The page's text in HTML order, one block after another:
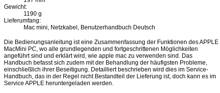
Gewicht:
1190 g
Lieferumfang:
Mac mini, Netzkabel, Benutzerhandbuch Deutsch
Die Bedienungsanleitung ist eine Zusammenfassung der Funktionen des APPLE
MacMini PC, wo alle grundlegenden und fortgeschrittenen Möglichkeiten
angeführt sind und erklärt wird, wie apple mac zu verwenden sind. Das
Handbuch befasst sich zudem mit der Behandlung der häufigsten Probleme,
einschließlich ihrer Beseitigung. Detailliert beschrieben wird dies im Service-
Handbuch, das in der Regel nicht Bestandteil der Lieferung ist, doch kann es im
Service APPLE heruntergeladen werden.